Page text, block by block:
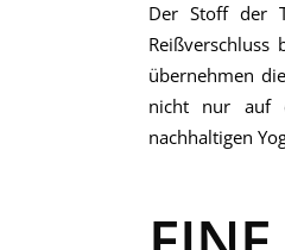
Der Stoff der
Reißverschluss
übernehmen
nicht nur auf
nachhaltigen